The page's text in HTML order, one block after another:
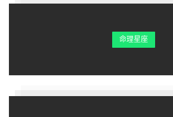
命理星座